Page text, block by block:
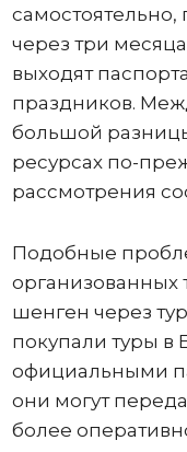
через три
выходят
праздников.
большой
ресурсах по-
рассмотрения
Подобные
организованных
шенген через
покупали туры в
официальными
они могут
более